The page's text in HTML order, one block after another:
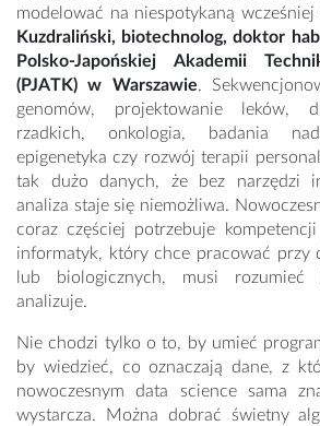
modelować na niespotykaną
Kuzdraliński, biotechnolog, doktor
Polsko-Japońskiej Akademii
(PJATK) w Warszawie.
genomów, projektowanie leków,
rzadkich, onkologia, badania
epigenetyka czy rozwój terapii
tak dużo danych, że bez narzędzi
analiza staje się niemożliwa.
coraz częściej potrzebuje
informatyk, który chce pracować przy
lub biologicznych, musi
analizuje.
Nie chodzi tylko o to, by umieć
by wiedzieć, co oznaczają dane, z
nowoczesnym data science sama
wystarcza. Można dobrać świetny